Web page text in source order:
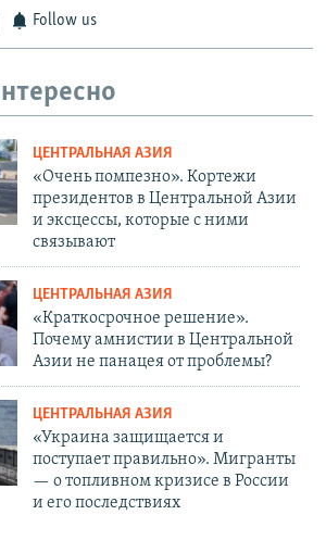
Follow us
ЦЕНТРАЛЬНАЯ АЗИЯ
«Очень помпезно». Кортежи
президентов в Центральной Азии
и эксцессы, которые с ними
связывают
ЦЕНТРАЛЬНАЯ АЗИЯ
«Краткосрочное решение».
Почему амнистии в Центральной
Азии не панацея от проблемы?
ЦЕНТРАЛЬНАЯ АЗИЯ
«Украина защищается и
поступает правильно». Мигранты
— о топливном кризисе в России
и его последствиях